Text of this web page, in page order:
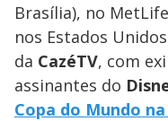
Brasília), no
nos Estados
da CazéTV, com
assinantes do
Copa do Mundo